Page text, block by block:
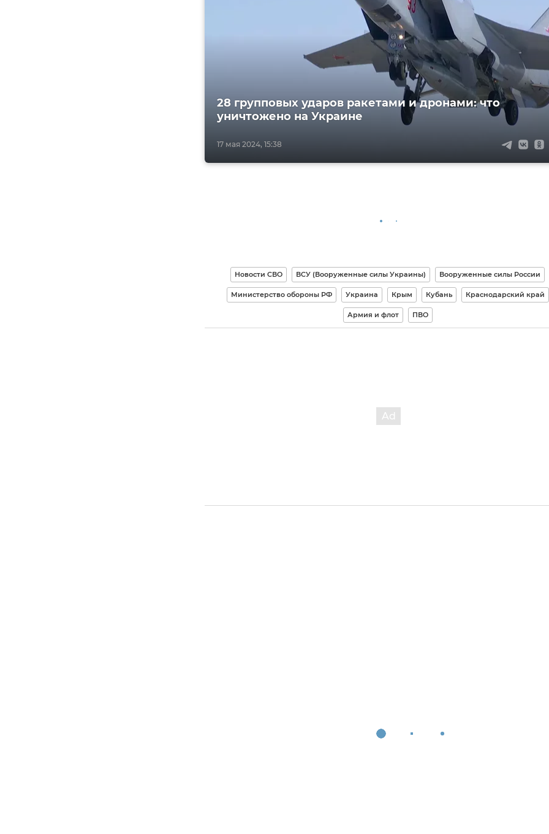
17 мая 2024, 15:38
28 групповых ударов ракетами и дронами: что
уничтожено на Украине
Новости СВО ВСУ (Вооруженные силы Украины) Вооруженные силы России
Министерство обороны РФ Украина Крым Кубань Краснодарский край
Армия и флот ПВО